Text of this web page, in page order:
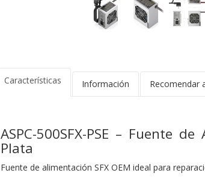
Características Información Recomendar
ASPC-500SFX-PSE – Fuente
Plata
Fuente de alimentación SFX OEM ideal para